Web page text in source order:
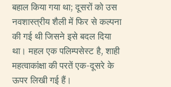
बहाल किया गया था; दूसरों को उस
नवशास्त्रीय शैली में फिर से कल्पना
की गई थी जिसने इसे बदल दिया
था। महल एक पलिम्पसेस्ट है, शाही
महत्वाकांक्षा की परतें एक-दूसरे के
ऊपर लिखी गई हैं।